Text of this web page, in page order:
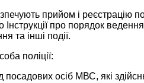
прийом і реєстрацію
Інструкції про порядок
та інші події.
поліції:
посадових осіб МВС, які